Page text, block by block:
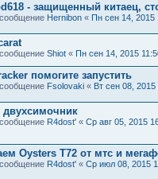
- защищенный китаец,
Hernibon « Пн сен 14, 2015
Shiot « Пн сен 14, 2015
помогите запустить
Fsolovaki « Вт сен 08, 2015
R4dost' « Ср авг 05, 2015
Oysters T72 от мтс и
R4dost' « Ср июл 08, 2015